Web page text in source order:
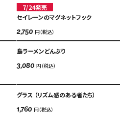
Language
English
中文（简）
中文（繁）
7/24発売
セイレーンのマグネットフック
2,750 円（税込）
島ラーメンどんぶり
3,080 円（税込）
グラス （リズム感のある者たち）
1,760 円（税込）